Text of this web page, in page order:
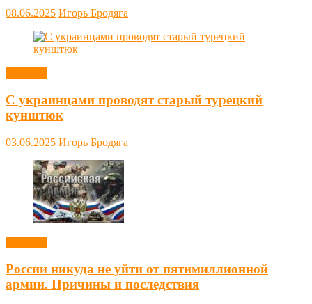
08.06.2025 Игорь Бродяга
С украинцами проводят старый турецкий
кунштюк
03.06.2025 Игорь Бродяга
России никуда не уйти от пятимиллионной
армии. Причины и последствия